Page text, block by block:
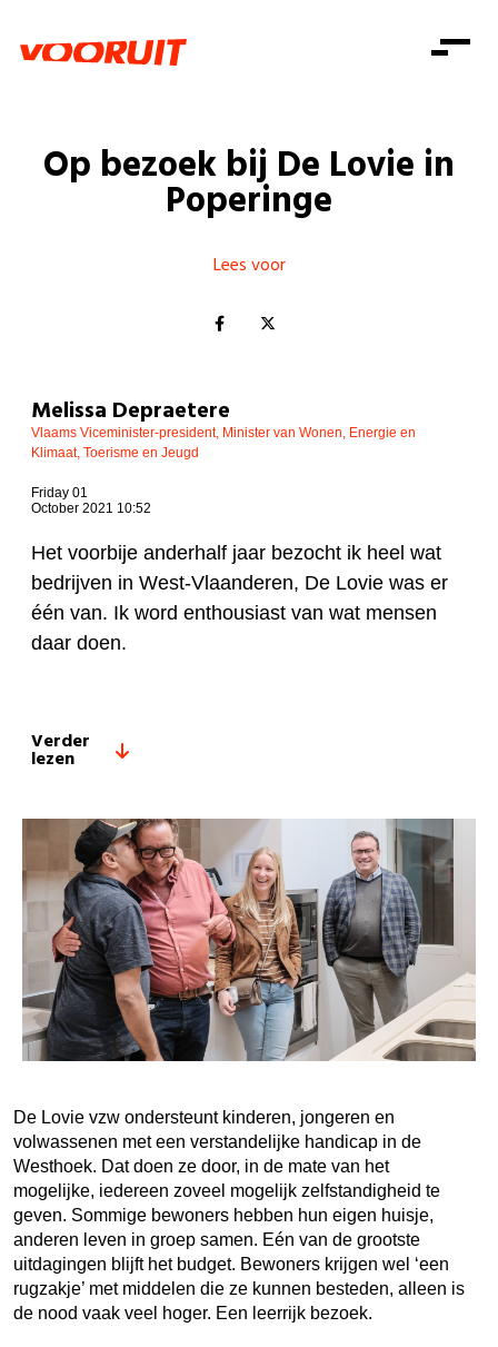
Zorg
Gelijke kansen
Welzijn
Consumentenbescherming
Kinderen en jongeren
Onze mensen
Standpunten
Vacatures
Doe mee
Doe mee
Word lid
Shop
Login
Op bezoek bij De Lovie in
Poperinge
Lees voor
Melissa Depraetere
Vlaams Viceminister-president, Minister van Wonen, Energie en
Klimaat, Toerisme en Jeugd
Friday 01
October 2021 10:52
Het voorbije anderhalf jaar bezocht ik heel wat
bedrijven in West-Vlaanderen, De Lovie was er
één van. Ik word enthousiast van wat mensen
daar doen.
Verder
lezen
De Lovie vzw ondersteunt kinderen, jongeren en
volwassenen met een verstandelijke handicap in de
Westhoek. Dat doen ze door, in de mate van het
mogelijke, iedereen zoveel mogelijk zelfstandigheid te
geven. Sommige bewoners hebben hun eigen huisje,
anderen leven in groep samen. Eén van de grootste
uitdagingen blijft het budget. Bewoners krijgen wel ‘een
rugzakje’ met middelen die ze kunnen besteden, alleen is
de nood vaak veel hoger. Een leerrijk bezoek.